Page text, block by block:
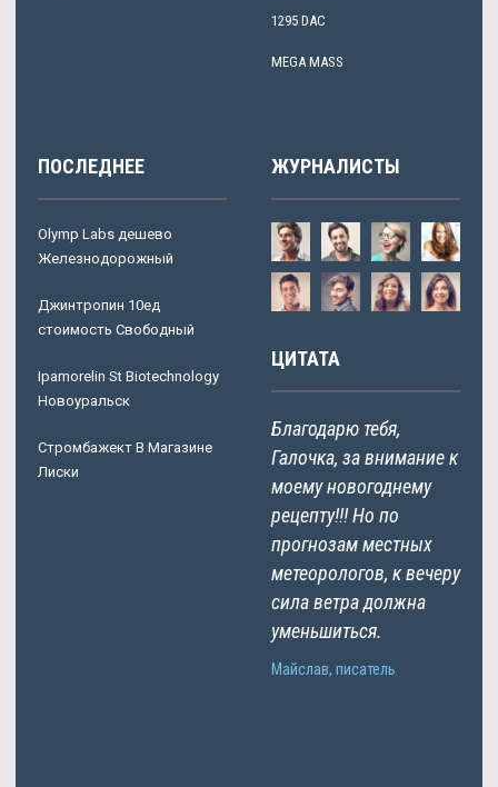
1295 DAC
MEGA MASS
ПОСЛЕДНЕЕ
Olymp Labs дешево
Железнодорожный
Джинтропин 10ед
стоимость Свободный
Ipamorelin St Biotechnology
Новоуральск
Стромбажект В Магазине
Лиски
ЖУРНАЛИСТЫ
ЦИТАТА
Благодарю тебя,
Галочка, за внимание к
моему новогоднему
рецепту!!! Но по
прогнозам местных
метеорологов, к вечеру
сила ветра должна
уменьшиться.
Майслав, писатель